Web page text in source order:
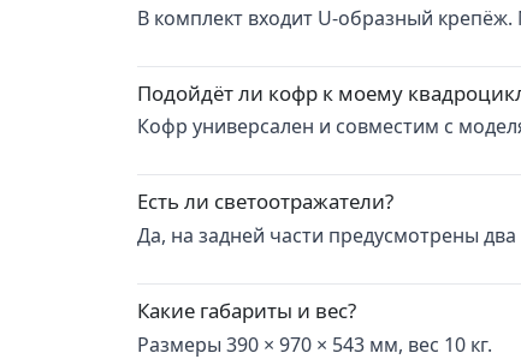
В комплект входит U-образный
Подойдёт ли кофр к моему
Кофр универсален и совместим с
Есть ли светоотражатели?
Да, на задней части предусмотрены
Какие габариты и вес?
Размеры 390 × 970 × 543 мм, вес 10 кг.